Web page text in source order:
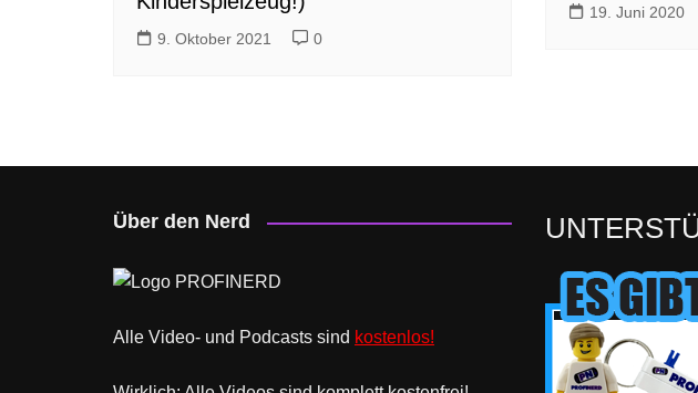
9. Oktober 2021 0
19. Juni 2020
Über den Nerd
Alle Video- und Podcasts sind kostenlos!